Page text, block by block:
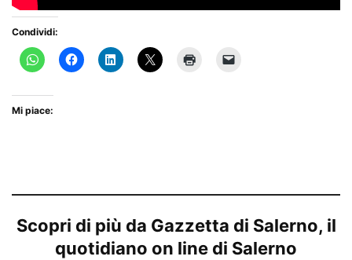
Condividi:
Mi piace:
Scopri di più da Gazzetta di Salerno, il
quotidiano on line di Salerno